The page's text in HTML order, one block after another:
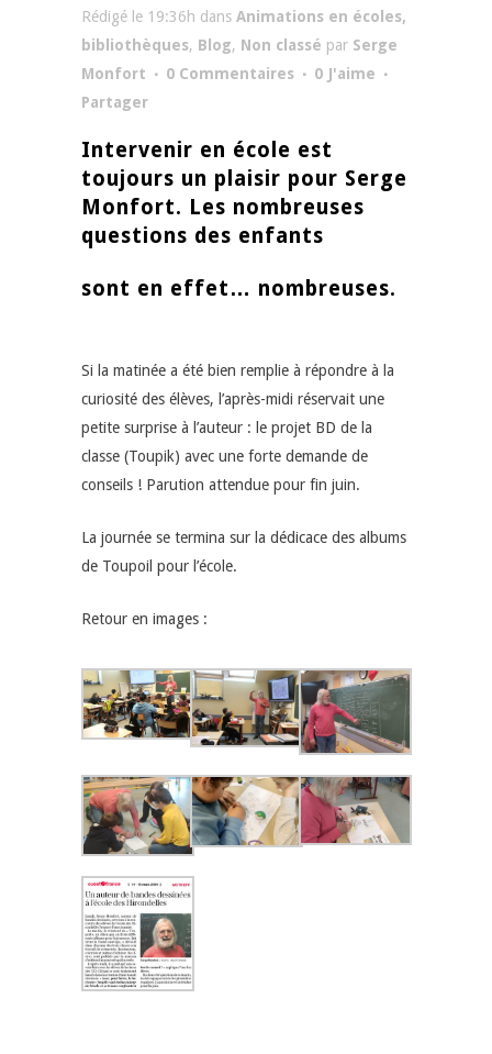
Rédigé le 19:36h dans Animations en écoles,
bibliothèques, Blog, Non classé par Serge
Monfort
0 Commentaires 0 J'aime
Partager
Intervenir en école est
toujours un plaisir pour Serge
Monfort. Les nombreuses
questions des enfants
sont en effet… nombreuses.
Si la matinée a été bien remplie à répondre à la
curiosité des élèves, l’après-midi réservait une
petite surprise à l’auteur : le projet BD de la
classe (Toupik) avec une forte demande de
conseils ! Parution attendue pour fin juin.
La journée se termina sur la dédicace des albums
de Toupoil pour l’école.
Retour en images :